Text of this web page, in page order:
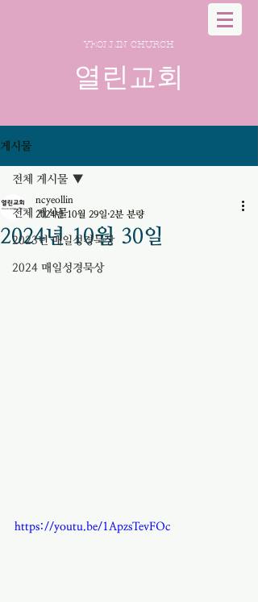
YEOLLIN CHURCH
열린교회
게시물
전체 게시물
2023년 매일성경묵상
2024 매일성경묵상
전체 게시물
2024년 10월 30일
ncyeollin
2024년 10월 29일 2분 분량
https://youtu.be/1ApzsTevFOc